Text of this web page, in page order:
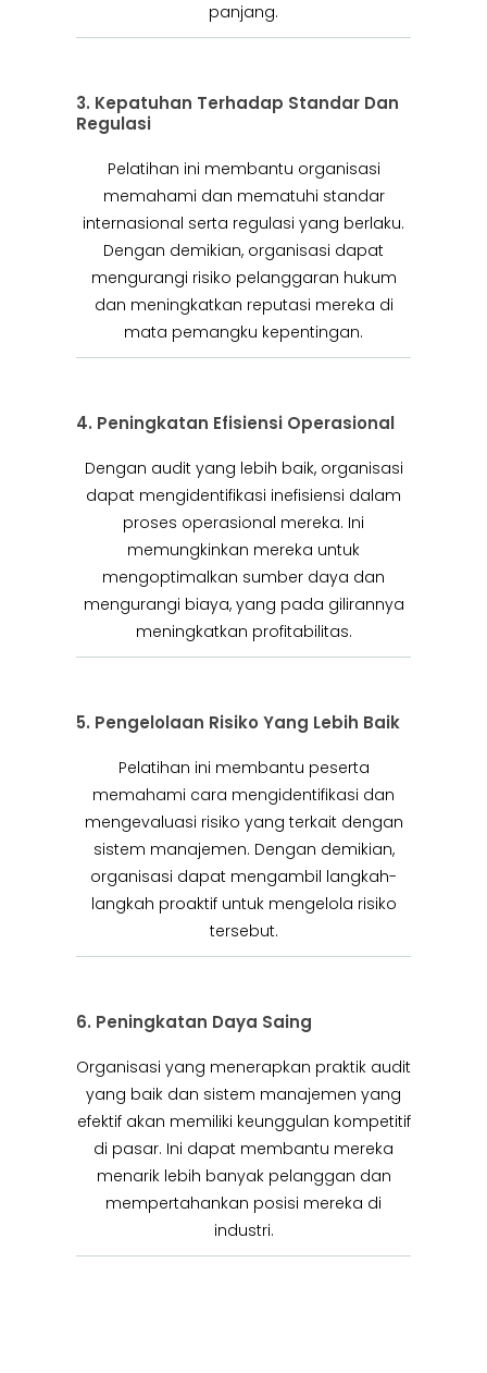
panjang.
3. Kepatuhan Terhadap Standar Dan
Regulasi
Pelatihan ini membantu organisasi
memahami dan mematuhi standar
internasional serta regulasi yang berlaku.
Dengan demikian, organisasi dapat
mengurangi risiko pelanggaran hukum
dan meningkatkan reputasi mereka di
mata pemangku kepentingan.
4. Peningkatan Efisiensi Operasional
Dengan audit yang lebih baik, organisasi
dapat mengidentifikasi inefisiensi dalam
proses operasional mereka. Ini
memungkinkan mereka untuk
mengoptimalkan sumber daya dan
mengurangi biaya, yang pada gilirannya
meningkatkan profitabilitas.
5. Pengelolaan Risiko Yang Lebih Baik
Pelatihan ini membantu peserta
memahami cara mengidentifikasi dan
mengevaluasi risiko yang terkait dengan
sistem manajemen. Dengan demikian,
organisasi dapat mengambil langkah-
langkah proaktif untuk mengelola risiko
tersebut.
6. Peningkatan Daya Saing
Organisasi yang menerapkan praktik audit
yang baik dan sistem manajemen yang
efektif akan memiliki keunggulan kompetitif
di pasar. Ini dapat membantu mereka
menarik lebih banyak pelanggan dan
mempertahankan posisi mereka di
industri.